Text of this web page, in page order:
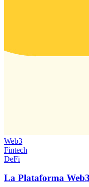
Web3
Fintech
DeFi
La Plataforma